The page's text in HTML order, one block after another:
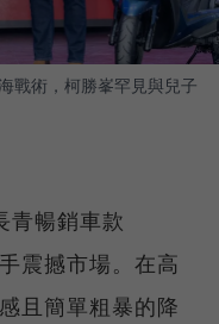
戰術，柯勝峯罕見與兒子
青暢銷車款
震撼市場。在高
且簡單粗暴的降